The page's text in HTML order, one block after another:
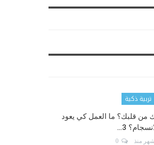
تربية ذكية
قلبك؟ ما العمل كي يعود
3…